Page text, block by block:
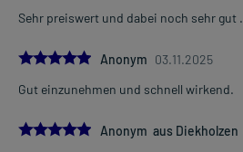
Sehr preiswert und dabei noch sehr gut .
5.0Anonym 03.11.2025
Gut einzunehmen und schnell wirkend.
5.0Anonym aus Diekholzen